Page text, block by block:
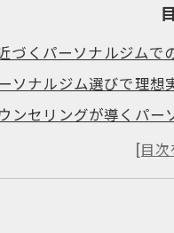
づくパーソナルジムで
ソナルジム選びで理想
ンセリングが導くパ
松のパーソナルジムで
ソナルジム利用前に知